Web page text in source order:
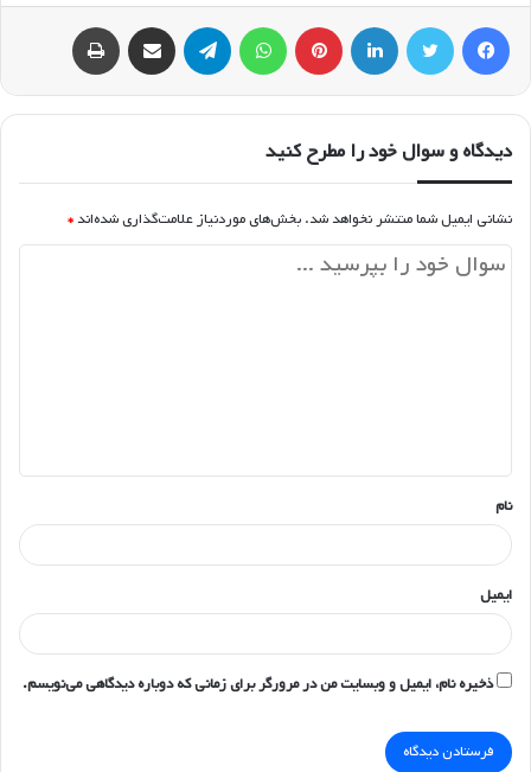
فیسبوک توییتر لینکداین پینتریست تلگرام اشتراک گذاری با ایمیل
دیدگاه و سوال خود را مطرح کنید
نشانی ایمیل شما منتشر نخواهد شد. بخش‌های موردنیاز علامت‌گذاری شده‌اند *
*
نام
ایمیل
ذخیره نام، ایمیل و وبسایت من در مرورگر برای زمانی که دوباره دیدگاهی می‌نویسم.